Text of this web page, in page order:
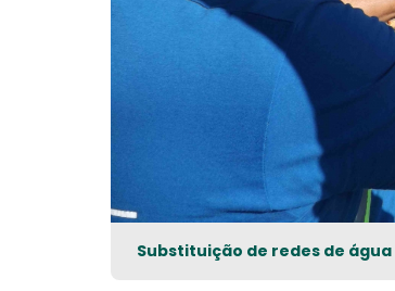
Substituição de redes de água